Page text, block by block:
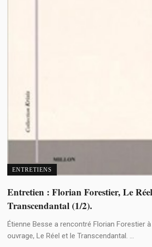
ENTRETIENS
Entretien : Florian Forestier, Le
Transcendantal (1/2).
Étienne Besse a rencontré Florian Forestier
ouvrage, Le Réel et le Transcendantal. ...